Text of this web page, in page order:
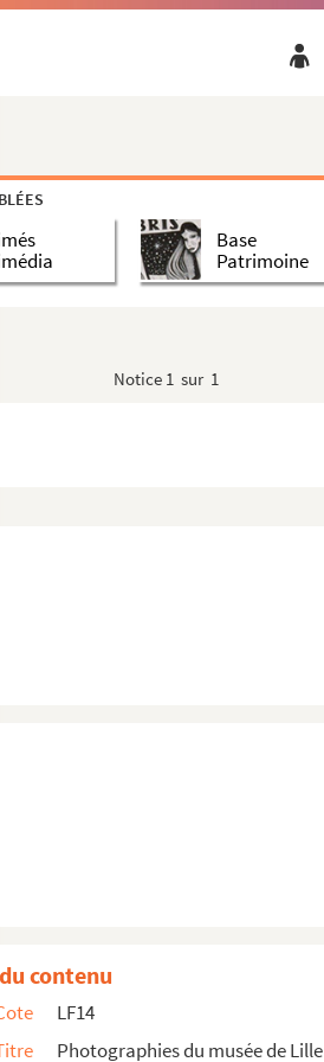
Base
Patrimoine
Notice 1 sur 1
Wicar)
contenu
LF14
Photographies du musée de Lille